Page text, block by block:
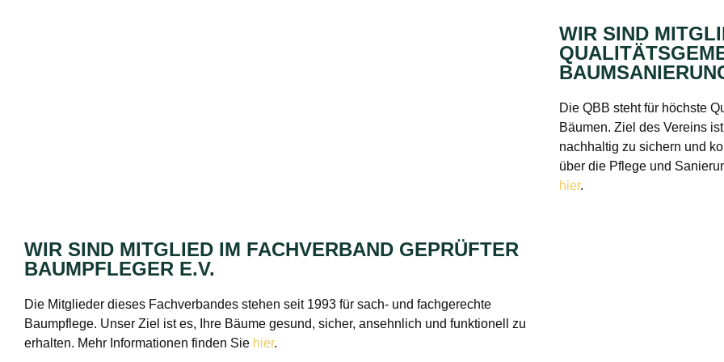
WIR SIND
Die QBB steht für höchste
Bäumen. Ziel des Vereins
nachhaltig zu sichern und
über die Pflege und
hier.
WIR SIND MITGLIED IM FACH­VERBAND GEPRÜFTER
BAUMPFLEGER E.V.
Die Mitglieder dieses Fachverbandes stehen seit 1993 für sach- und fachgerechte
Baumpflege. Unser Ziel ist es, Ihre Bäume gesund, sicher, ansehnlich und funktionell zu
erhalten. Mehr Informationen finden Sie hier.